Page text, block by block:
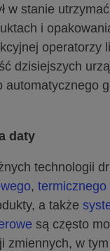
w stanie
i
operatorzy
dzisiejszych
daty
technologii
,
a także
są często
w